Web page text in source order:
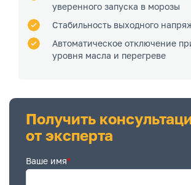
уверенного запуска в морозы
Стабильность выходного
Автоматическое отключение
уровня масла и перегреве
Получить
от эксперта
Ваше имя*